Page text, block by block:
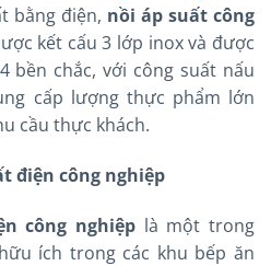
bằng điện, nồi áp suất công
kết cấu 3 lớp inox và được
bền chắc, với công suất nấu
cấp lượng thực phẩm lớn
cầu thực khách.
điện công nghiệp
công nghiệp là một trong
ích trong các khu bếp ăn